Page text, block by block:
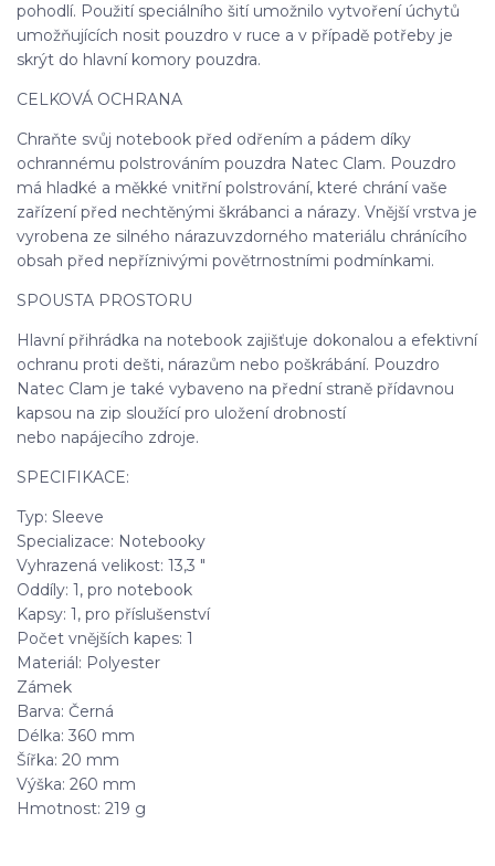
pohodlí. Použití speciálního šití umožnilo vytvoření úchytů
umožňujících nosit pouzdro v ruce a v případě potřeby je
skrýt do hlavní komory pouzdra.
CELKOVÁ OCHRANA
Chraňte svůj notebook před odřením a pádem díky
ochrannému polstrováním pouzdra Natec Clam. Pouzdro
má hladké a měkké vnitřní polstrování, které chrání vaše
zařízení před nechtěnými škrábanci a nárazy. Vnější vrstva je
vyrobena ze silného nárazuvzdorného materiálu chránícího
obsah před nepříznivými povětrnostními podmínkami.
SPOUSTA PROSTORU
Hlavní přihrádka na notebook zajišťuje dokonalou a efektivní
ochranu proti dešti, nárazům nebo poškrábání. Pouzdro
Natec Clam je také vybaveno na přední straně přídavnou
kapsou na zip sloužící pro uložení drobností
nebo napájecího zdroje.
SPECIFIKACE:
Typ: Sleeve
Specializace: Notebooky
Vyhrazená velikost: 13,3 "
Oddíly: 1, pro notebook
Kapsy: 1, pro příslušenství
Počet vnějších kapes: 1
Materiál: Polyester
Zámek
Barva: Černá
Délka: 360 mm
Šířka: 20 mm
Výška: 260 mm
Hmotnost: 219 g